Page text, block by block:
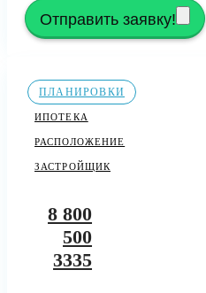
Отправить заявку!
ПЛАНИРОВКИ
ИПОТЕКА
РАСПОЛОЖЕНИЕ
ЗАСТРОЙЩИК
8 800
500
3335